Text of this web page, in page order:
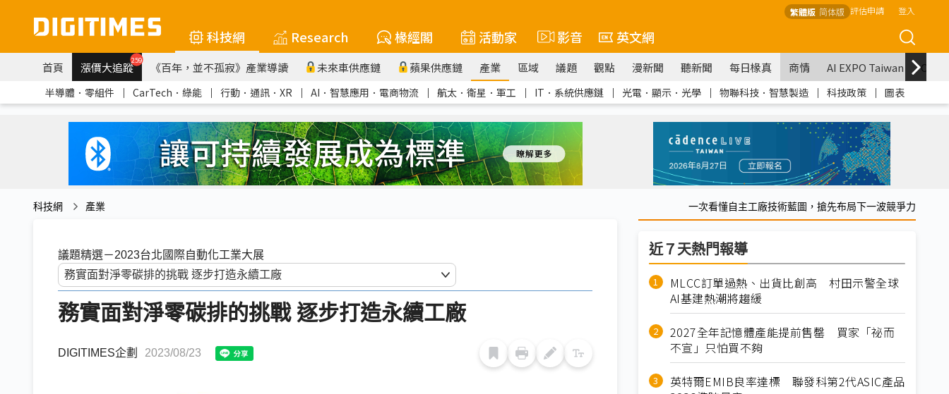
繁體版 简体版 評估申請 登入
科技網 Research 椽經閣 活動家 影音 英文網
首頁 漲價大追蹤259 《百年，並不孤寂》產業導讀 未來車供應鏈 蘋果供應鏈 產業 區域 議題 觀點 漫新聞 聽新聞 每日椽真 商情 AI EXPO Taiwan
半導體．零組件 ｜ CarTech．綠能 ｜ 行動．通訊．XR ｜ AI．智慧應用．電商物流 ｜ 航太．衛星．軍工 ｜ IT．系統供應鏈 ｜ 光電．顯示．光學 ｜ 物聯科技．智慧製造 ｜ 科技政策 ｜ 圖表
科技網 產業 一次看懂自主工廠技術藍圖，搶先布局下一波競爭力
議題精選－2023台北國際自動化工業大展
務實面對淨零碳排的挑戰 逐步打造永續工廠
DIGITIMES企劃 2023/08/23
近７天熱門報導
MLCC訂單過熱、出貨比創高 村田示警全球
AI基建熱潮將趨緩
2027全年記憶體產能提前售罄 買家「祕而
不宣」只怕買不夠
英特爾EMIB良率達標 聯發科第2代ASIC產品